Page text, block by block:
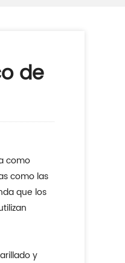
de
como
como las
que los
y